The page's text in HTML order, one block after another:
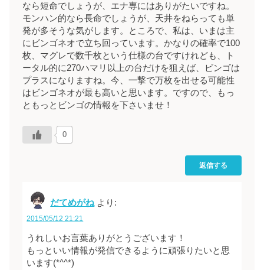
なら短命でしょうが、エナ専にはありがたいですね。
モンハン的なら長命でしょうが、天井をねらっても単
発が多そうな気がします。ところで、私は、いまは主
にビンゴネオで立ち回っています。かなりの確率で100
枚、マグレで数千枚という仕様の台ですけれども、ト
ータル的に270ハマリ以上の台だけを狙えば、ビンゴは
プラスになりますね。今、一撃で万枚を出せる可能性
はビンゴネオが最も高いと思います。ですので、もっ
ともっとビンゴの情報を下さいませ！
0
返信する
だてめがね より:
2015/05/12 21:21
うれしいお言葉ありがとうございます！
もっといい情報が発信できるように頑張りたいと思
います(*^^*)